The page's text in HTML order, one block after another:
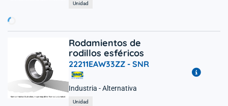
Unidad
Rodamientos de
rodillos esféricos
22211EAW33ZZ - SNR
Industria - Alternativa
Unidad